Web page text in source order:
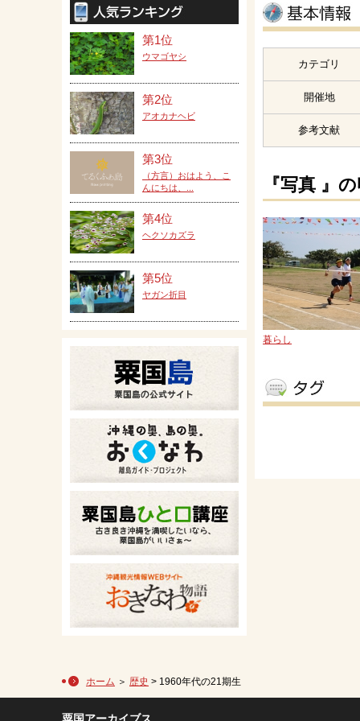
カテゴリ
開催地
参考文献
『写真 』
暮らし
第1位
ウマゴヤシ
第2位
アオカナヘビ
第3位
（方言）おはよう、こ
んにちは、...
第4位
ヘクソカズラ
第5位
ヤガン折目
ホーム ＞ 歴史 > 1960年代の21期生